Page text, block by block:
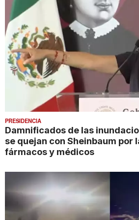
PRESIDENCIA
Damnificados de las
se quejan con Sheinbaum por
fármacos y médicos